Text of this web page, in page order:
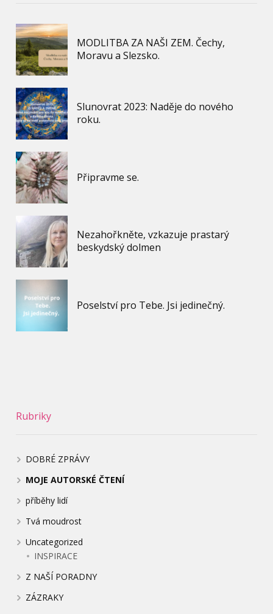
MODLITBA ZA NAŠI ZEM. Čechy,
Moravu a Slezsko.
Slunovrat 2023: Naděje do nového
roku.
Připravme se.
Nezahořkněte, vzkazuje prastarý
beskydský dolmen
Poselství pro Tebe. Jsi jedinečný.
Rubriky
DOBRÉ ZPRÁVY
MOJE AUTORSKÉ ČTENÍ
příběhy lidí
Tvá moudrost
Uncategorized
INSPIRACE
Z NAŠÍ PORADNY
ZÁZRAKY